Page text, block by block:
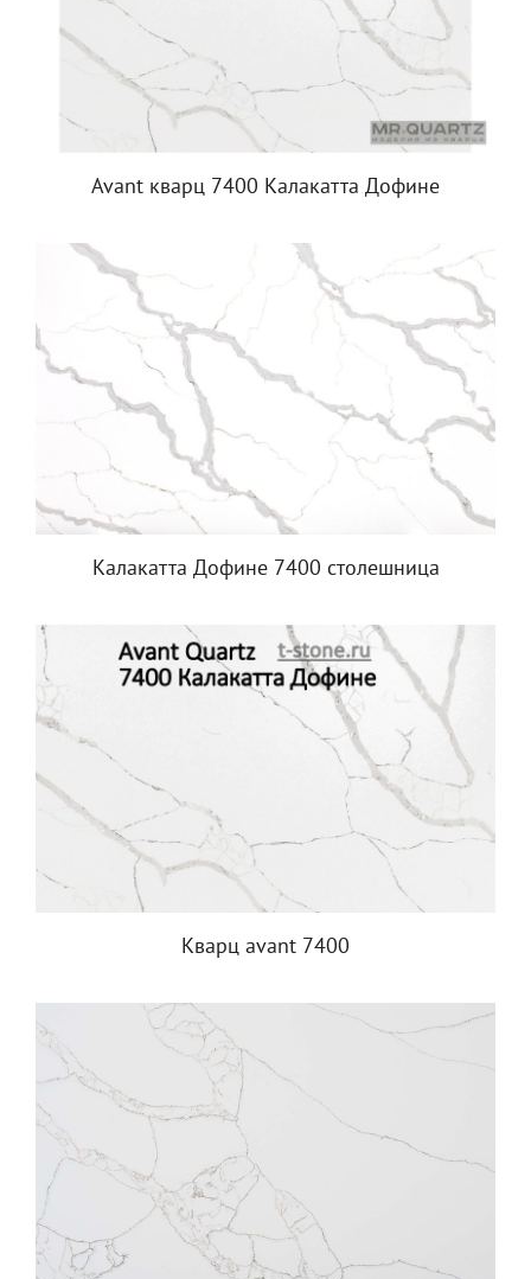
Avant кварц 7400 Калакатта Дофине
Калакатта Дофине 7400 столешница
Кварц avant 7400